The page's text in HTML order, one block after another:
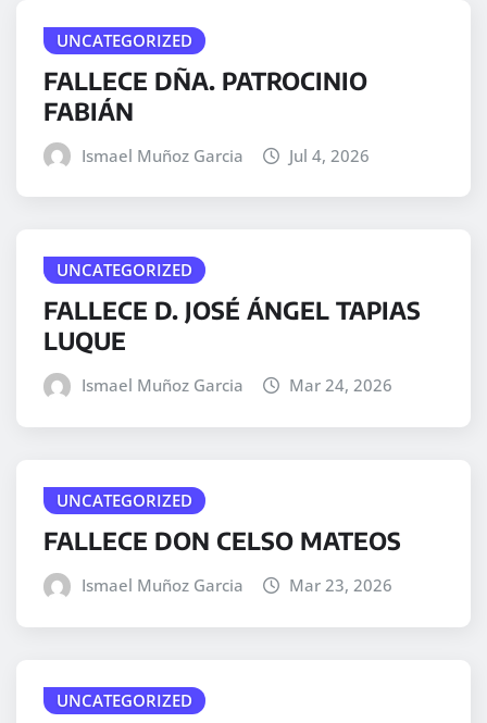
UNCATEGORIZED
FALLECE DÑA. PATROCINIO
FABIÁN
Ismael Muñoz Garcia Jul 4, 2026
UNCATEGORIZED
FALLECE D. JOSÉ ÁNGEL TAPIAS
LUQUE
Ismael Muñoz Garcia Mar 24, 2026
UNCATEGORIZED
FALLECE DON CELSO MATEOS
Ismael Muñoz Garcia Mar 23, 2026
UNCATEGORIZED